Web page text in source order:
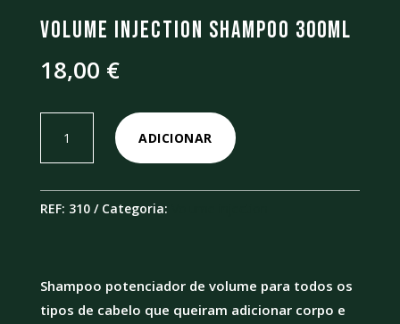
Volume Injection Shampoo 300ml
18,00 €
Injection
ADICIONAR
REF: 310 Categoria:
Shampoo potenciador de volume para todos os
tipos de cabelo que queiram adicionar corpo e